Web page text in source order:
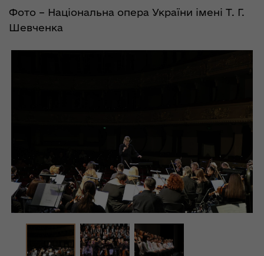
Фото – Національна опера України імені Т. Г.
Шевченка